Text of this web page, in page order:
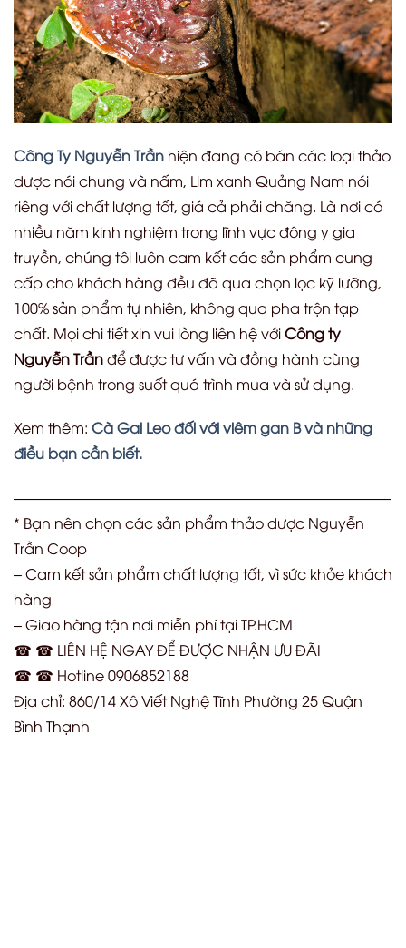
Công Ty Nguyễn Trần hiện đang có bán các loại thảo
dược nói chung và nấm, Lim xanh Quảng Nam nói
riêng với chất lượng tốt, giá cả phải chăng. Là nơi có
nhiều năm kinh nghiệm trong lĩnh vực đông y gia
truyền, chúng tôi luôn cam kết các sản phẩm cung
cấp cho khách hàng đều đã qua chọn lọc kỹ lưỡng,
100% sản phẩm tự nhiên, không qua pha trộn tạp
chất. Mọi chi tiết xin vui lòng liên hệ vớiCông ty
Nguyễn Trầnđể được tư vấn và đồng hành cùng
người bệnh trong suốt quá trình mua và sử dụng.
Xem thêm: Cà Gai Leo đối với viêm gan B và những
điều bạn cần biết.
——————————————————————————
* Bạn nên chọn các sản phẩm thảo dược Nguyễn
Trần Coop
– Cam kết sản phẩm chất lượng tốt, vì sức khỏe khách
hàng
– Giao hàng tận nơi miễn phí tại TP.HCM
☎ ☎ LIÊN HỆ NGAY ĐỂ ĐƯỢC NHẬN ƯU ĐÃI
☎ ☎ Hotline 0906852188
Địa chỉ: 860/14 Xô Viết Nghệ Tĩnh Phường 25 Quận
Bình Thạnh